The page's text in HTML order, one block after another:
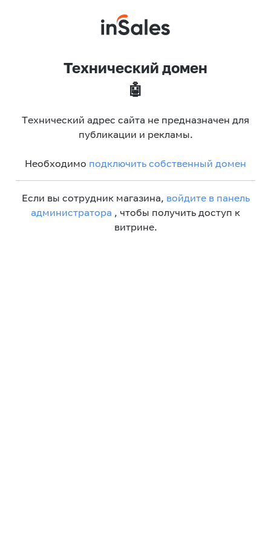
Технический домен
🤖
Технический адрес сайта не предназначен для
публикации и рекламы.
Необходимо подключить собственный домен
Если вы сотрудник магазина, войдите в панель
администратора , чтобы получить доступ к
витрине.